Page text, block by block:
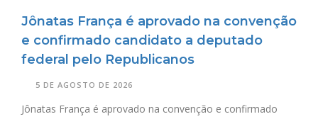
Jônatas França é aprovado na convenção
e confirmado candidato a deputado
federal pelo Republicanos
5 DE AGOSTO DE 2026
Jônatas França é aprovado na convenção e confirmado